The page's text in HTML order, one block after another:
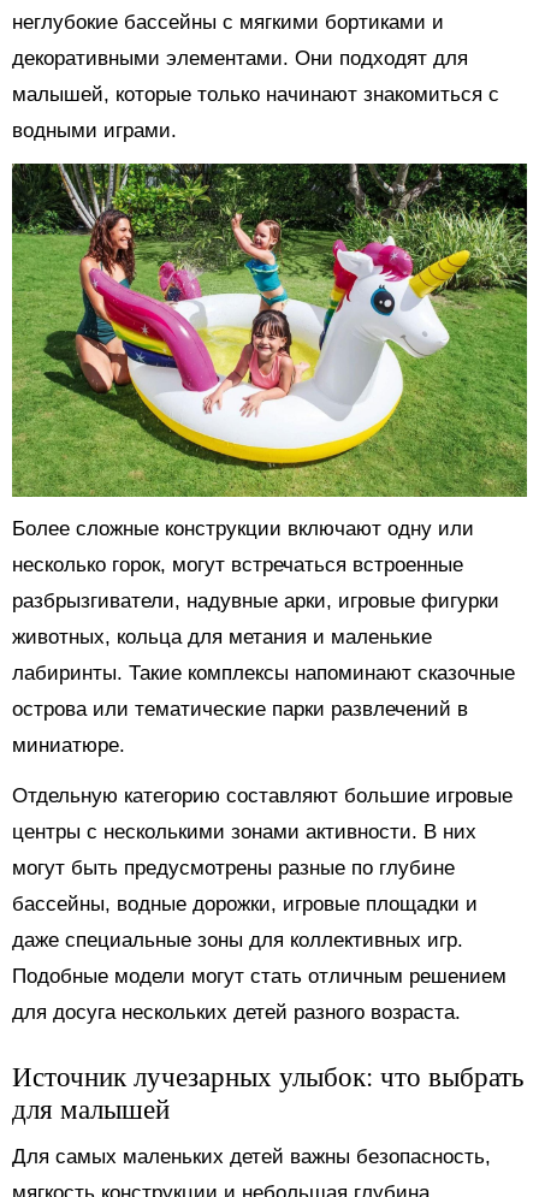
неглубокие бассейны с мягкими бортиками и
декоративными элементами. Они подходят для
малышей, которые только начинают знакомиться с
водными играми.
Более сложные конструкции включают одну или
несколько горок, могут встречаться встроенные
разбрызгиватели, надувные арки, игровые фигурки
животных, кольца для метания и маленькие
лабиринты. Такие комплексы напоминают сказочные
острова или тематические парки развлечений в
миниатюре.
Отдельную категорию составляют большие игровые
центры с несколькими зонами активности. В них
могут быть предусмотрены разные по глубине
бассейны, водные дорожки, игровые площадки и
даже специальные зоны для коллективных игр.
Подобные модели могут стать отличным решением
для досуга нескольких детей разного возраста.
Источник лучезарных улыбок: что выбрать
для малышей
Для самых маленьких детей важны безопасность,